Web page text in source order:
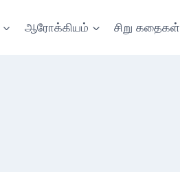
ஆரோக்கியம் சிறு கதைகள்